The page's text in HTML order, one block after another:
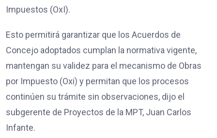
Impuestos (OxI).
Esto permitirá garantizar que los Acuerdos de
Concejo adoptados cumplan la normativa vigente,
mantengan su validez para el mecanismo de Obras
por Impuesto (Oxi) y permitan que los procesos
continúen su trámite sin observaciones, dijo el
subgerente de Proyectos de la MPT, Juan Carlos
Infante.